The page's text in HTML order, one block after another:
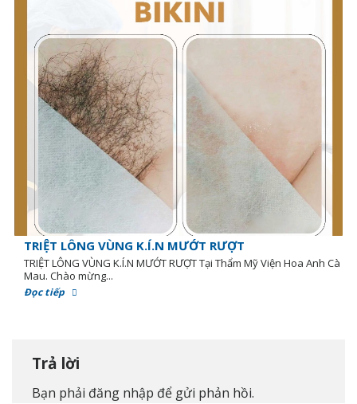
TRIỆT LÔNG VÙNG K.Í.N MƯỚT RƯỢT
TRIỆT LÔNG VÙNG K.Í.N MƯỚT RƯỢT Tại Thẩm Mỹ Viện Hoa Anh Cà
Mau. Chào mừng...
Đọc tiếp
Trả lời
Bạn phải đăng nhập để gửi phản hồi.